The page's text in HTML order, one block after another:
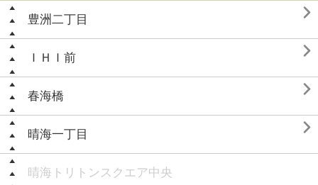
豊洲二丁目 
ＩＨＩ前 
春海橋 
晴海一丁目 
晴海トリトンスクエア中央